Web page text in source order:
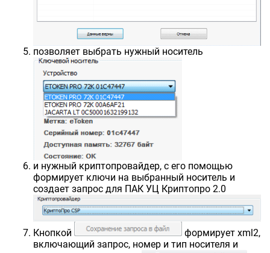
позволяет выбрать нужный носитель
и нужный криптопровайдер, с его помощью
формирует ключи на выбранный носитель и
создает запрос для ПАК УЦ Криптопро 2.0
Кнопкой
формирует xml2,
включающий запрос, номер и тип носителя и